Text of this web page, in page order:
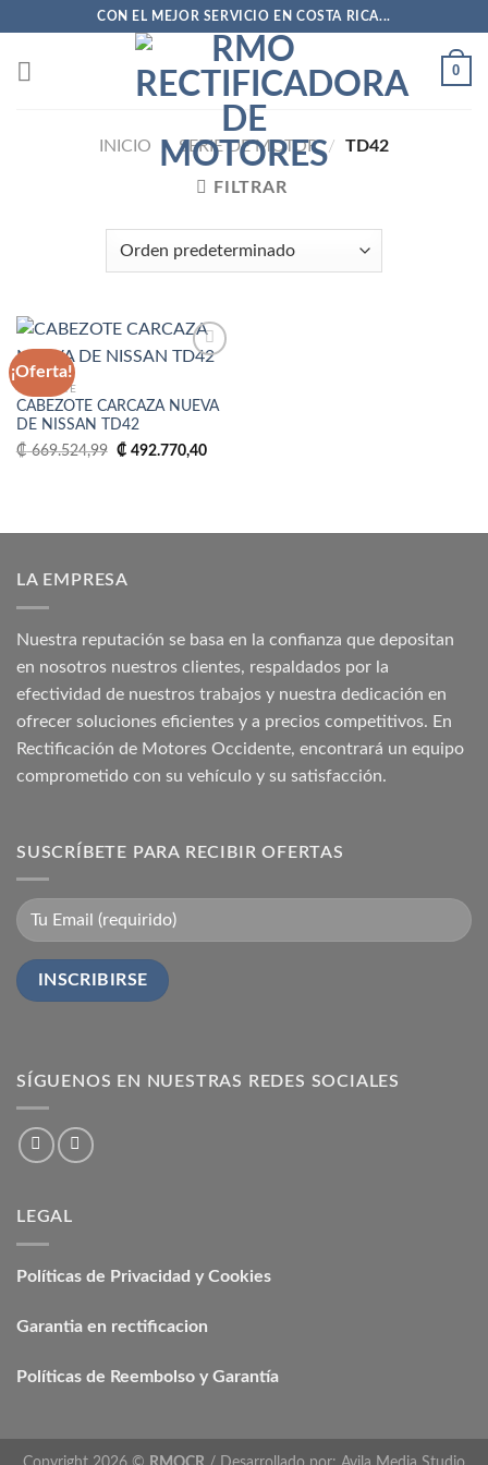
contenido
CON EL MEJOR SERVICIO EN COSTA RICA...
0
INICIO / SERIE DE MOTOR / TD42
FILTRAR
¡Oferta!
Añadir
de
CABEZOTE
CABEZOTE CARCAZA NUEVA
DE NISSAN TD42
₡669.524,99 El
precio
₡ 492.770,40El
precio
LA EMPRESA
Nuestra reputación se basa en la confianza que depositan
en nosotros nuestros clientes, respaldados por la
efectividad de nuestros trabajos y nuestra dedicación en
ofrecer soluciones eficientes y a precios competitivos. En
Rectificación de Motores Occidente, encontrará un equipo
comprometido con su vehículo y su satisfacción.
SUSCRÍBETE PARA RECIBIR OFERTAS
SÍGUENOS EN NUESTRAS REDES SOCIALES
LEGAL
Políticas de Privacidad y Cookies
Garantia en rectificacion
Políticas de Reembolso y Garantía